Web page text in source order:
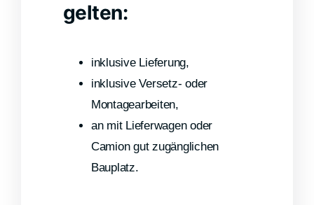
gelten:
inklusive Lieferung,
inklusive Versetz- oder
Montagearbeiten,
an mit Lieferwagen oder
Camion gut zugänglichen
Bauplatz.